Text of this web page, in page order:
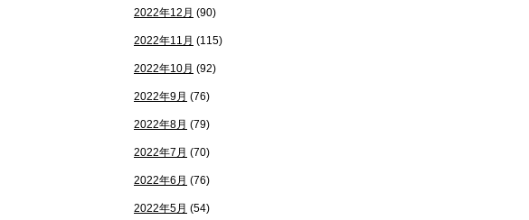
2022年12月 (90)
2022年11月 (115)
2022年10月 (92)
2022年9月 (76)
2022年8月 (79)
2022年7月 (70)
2022年6月 (76)
2022年5月 (54)